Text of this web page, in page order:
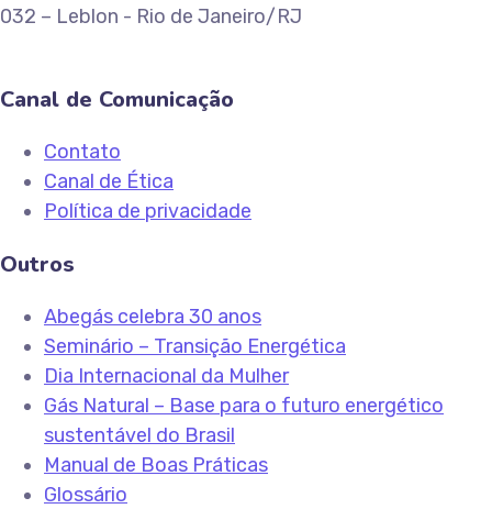
032 – Leblon - Rio de Janeiro/RJ
Canal de Comunicação
Contato
Canal de Ética
Política de privacidade
Outros
Abegás celebra 30 anos
Seminário – Transição Energética
Dia Internacional da Mulher
Gás Natural – Base para o futuro energético
sustentável do Brasil
Manual de Boas Práticas
Glossário